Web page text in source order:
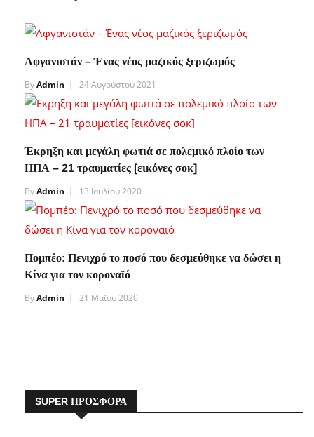
Αφγανιστάν – Ένας νέος μαζικός ξεριζωμός
ByAdmin 24 Αυγούστου 2021
Έκρηξη και μεγάλη φωτιά σε πολεμικό πλοίο των
ΗΠΑ – 21 τραυματίες [εικόνες σοκ]
ByAdmin 13 Ιουλίου 2020
Πομπέο: Πενιχρό το ποσό που δεσμεύθηκε να δώσει η
Κίνα για τον κοροναϊό
ByAdmin 21 Μαΐου 2020
SUPER ΠΡΟΣΦΟΡΑ